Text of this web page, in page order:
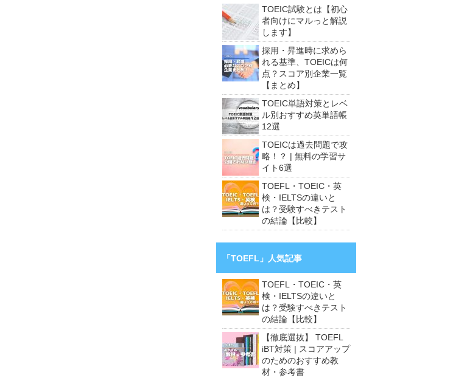
TOEIC試験とは【初心
者向けにマルっと解説
します】
採用・昇進時に求めら
れる基準、TOEICは何
点？スコア別企業一覧
【まとめ】
TOEIC単語対策とレベ
ル別おすすめ英単語帳
12選
TOEICは過去問題で攻
略！？ | 無料の学習サ
イト6選
TOEFL・TOEIC・英
検・IELTSの違いと
は？受験すべきテスト
の結論【比較】
「TOEFL」人気記事
TOEFL・TOEIC・英
検・IELTSの違いと
は？受験すべきテスト
の結論【比較】
【徹底選抜】 TOEFL
iBT対策 | スコアアップ
のためのおすすめ教
材・参考書